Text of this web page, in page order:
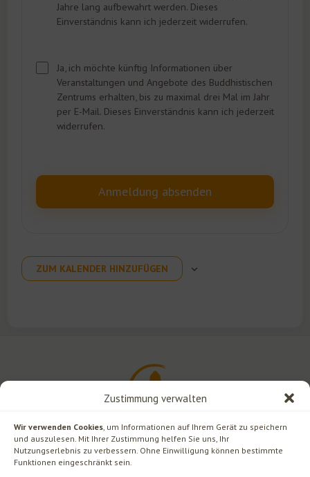
Zustimmung verwalten
Wir verwenden Cookies, um Informationen auf Ihrem Gerät zu speichern
und auszulesen. Mit Ihrer Zustimmung helfen Sie uns, Ihr
Nutzungserlebnis zu verbessern. Ohne Einwilligung können bestimmte
Funktionen eingeschränkt sein.
Jahre lang aufbewahrt werden. Dieses
Einverständnis kann ich jederzeit widerrufen.
Ja, ich möchte künftig Informationen über
Veranstaltungen und Angebote des Buddhistischen
Zentrums erhalten, bis zu maximal drei Mal im Jahr
per E-Mail. Dieses Einverständnis kann ich jederzeit
widerrufen.
ZUM KALENDER HINZUFÜGEN